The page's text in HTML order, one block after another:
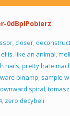
0dBplPobierz
, closer,
, like an animal,
nails, pretty hate
binamp, sample
spiral,
, zero decybeli